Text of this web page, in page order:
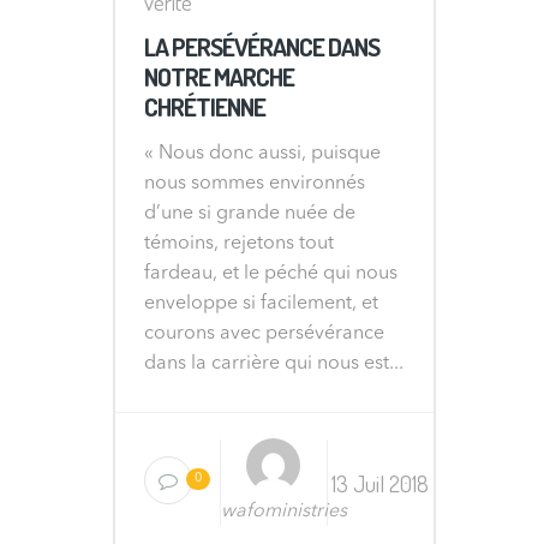
LA PERSÉVÉRANCE DANS
NOTRE MARCHE
CHRÉTIENNE
« Nous donc aussi, puisque
nous sommes environnés
d’une si grande nuée de
témoins, rejetons tout
fardeau, et le péché qui nous
enveloppe si facilement, et
courons avec persévérance
dans la carrière qui nous est...
0
wafoministries
13 Juil 2018